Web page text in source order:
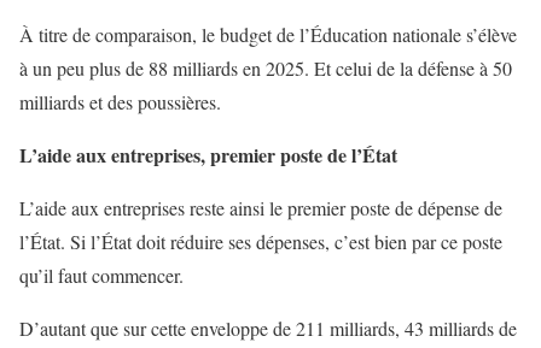
À titre de comparaison, le budget de l’Éducation nationale s’élève
à un peu plus de 88 milliards en 2025. Et celui de la défense à 50
milliards et des poussières.
L’aide aux entreprises, premier poste de l’État
L’aide aux entreprises reste ainsi le premier poste de dépense de
l’État. Si l’État doit réduire ses dépenses, c’est bien par ce poste
qu’il faut commencer.
D’autant que sur cette enveloppe de 211 milliards, 43 milliards de